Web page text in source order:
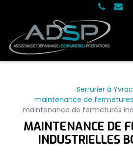
Serrurier à Yvrac
maintenance de
maintenance de fermetures
MAINTENANCE DE
INDUSTRIELLES
Panneau de gestion des cookies